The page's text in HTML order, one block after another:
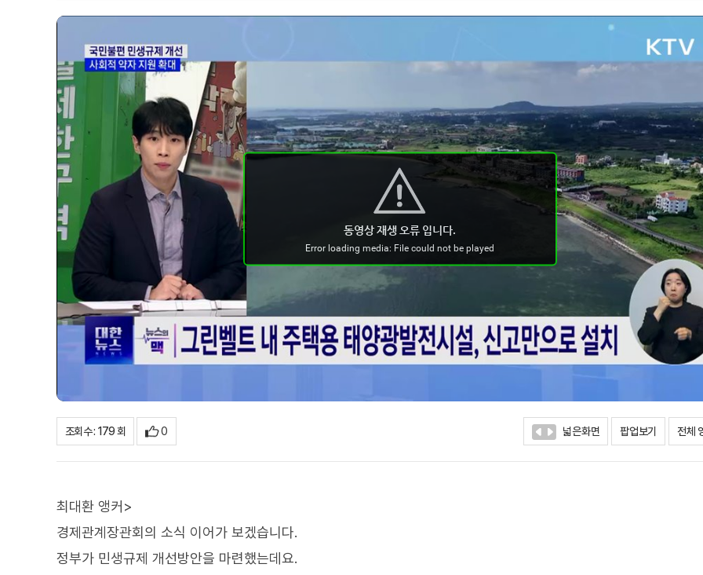
조회수 : 179 회 0 넓은화면 팝업보기 전체
최대환 앵커>
경제관계장관회의 소식 이어가 보겠습니다.
정부가 민생규제 개선방안을 마련했는데요.